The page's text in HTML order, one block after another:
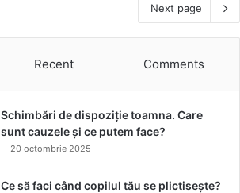
Next page
Recent Comments
Schimbări de dispoziție toamna. Care
sunt cauzele și ce putem face?
20 octombrie 2025
Ce să faci când copilul tău se plictisește?